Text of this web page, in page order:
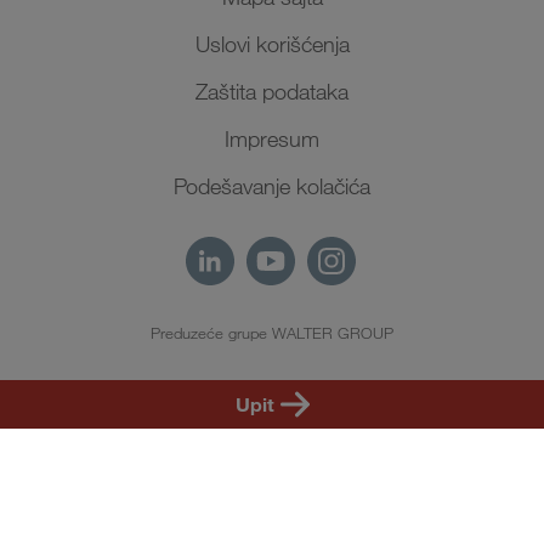
Upit
Uslovi korišćenja
Zaštita podataka
Impresum
Podešavanje kolačića
Preduzeće grupe WALTER GROUP